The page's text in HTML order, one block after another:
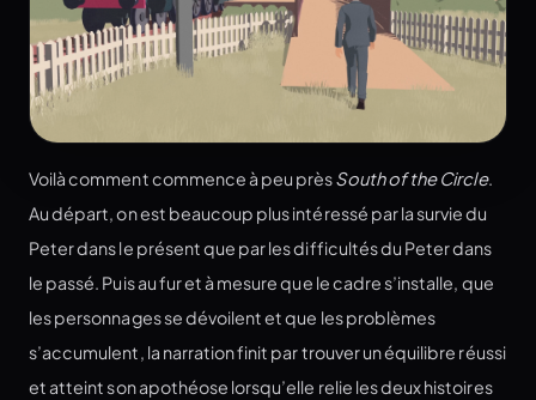
Voilà comment commence à peu prèsSouth of the Circle.
Au départ, on est beaucoup plus intéressé par la survie du
Peter dans le présent que par les difficultés du Peter dans
le passé. Puis au fur et à mesure que le cadre s’installe, que
les personnages se dévoilent et que les problèmes
s’accumulent, la narration finit par trouver un équilibre réussi
et atteint son apothéose lorsqu’elle relie les deux histoires